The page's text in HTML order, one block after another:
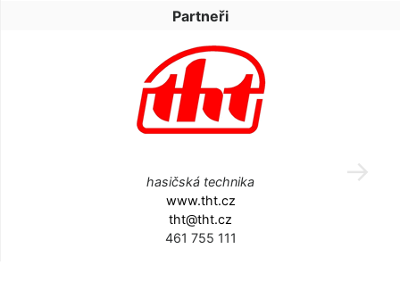
Partneři
hasičská technika
www.tht.cz
tht@tht.cz
461 755 111